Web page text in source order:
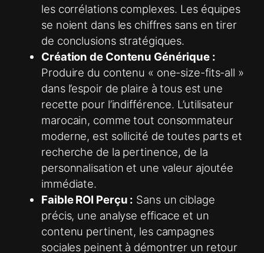
les corrélations complexes. Les équipes
se noient dans les chiffres sans en tirer
de conclusions stratégiques.
Création de Contenu Générique :
Produire du contenu « one-size-fits-all »
dans l’espoir de plaire à tous est une
recette pour l’indifférence. L’utilisateur
marocain, comme tout consommateur
moderne, est sollicité de toutes parts et
recherche de la pertinence, de la
personnalisation et une valeur ajoutée
immédiate.
Faible ROI Perçu : Sans un ciblage
précis, une analyse efficace et un
contenu pertinent, les campagnes
sociales peinent à démontrer un retour